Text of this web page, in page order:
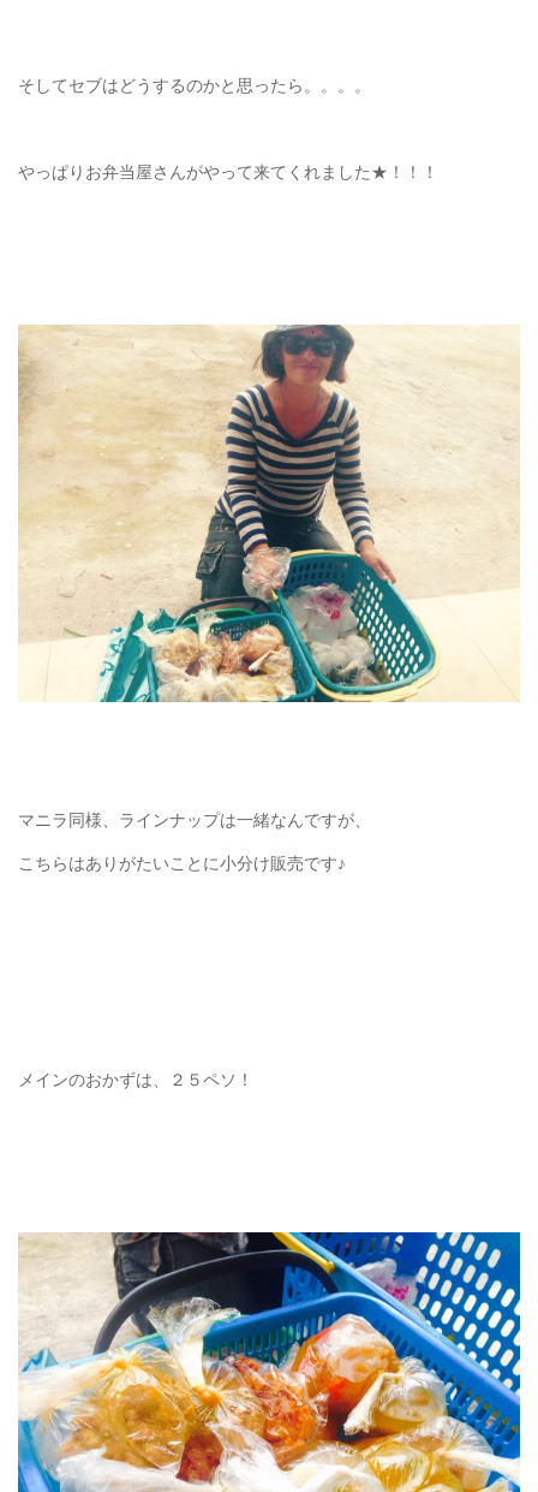
そしてセブはどうするのかと思ったら。。。。
やっぱりお弁当屋さんがやって来てくれました★！！！
マニラ同様、ラインナップは一緒なんですが、
こちらはありがたいことに小分け販売です♪
メインのおかずは、２５ペソ！